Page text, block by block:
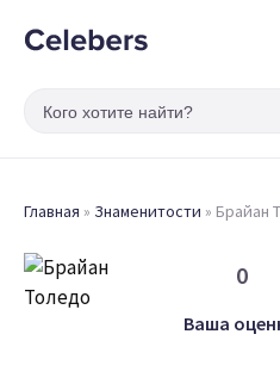
Главная » Знаменитости » Брайан
0
Ваша